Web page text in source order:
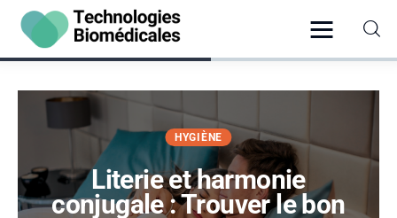
Santé
Vie Pratique
HYGIÈNE
Literie et harmonie
conjugale : Trouver le bon